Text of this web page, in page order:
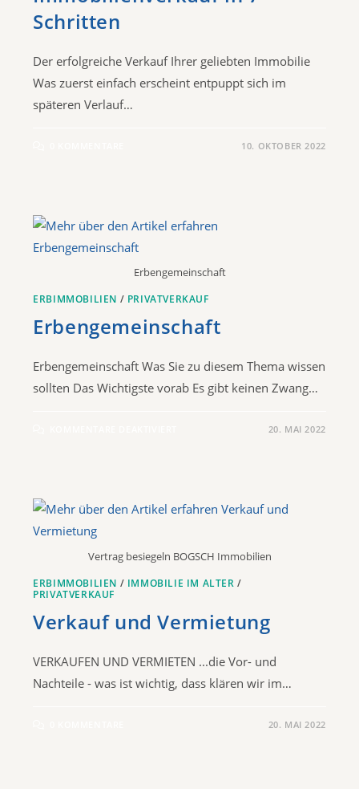
Schritten
Der erfolgreiche Verkauf Ihrer geliebten Immobilie
Was zuerst einfach erscheint entpuppt sich im
späteren Verlauf…
10. OKTOBER 2022
Erbengemeinschaft
ERBIMMOBILIEN / PRIVATVERKAUF
Erbengemeinschaft
Erbengemeinschaft Was Sie zu diesem Thema wissen
sollten Das Wichtigste vorab Es gibt keinen Zwang…
20. MAI 2022
Vertrag besiegeln BOGSCH Immobilien
ERBIMMOBILIEN / IMMOBILIE IM ALTER /
PRIVATVERKAUF
Verkauf und Vermietung
VERKAUFEN UND VERMIETEN ...die Vor- und
Nachteile - was ist wichtig, dass klären wir im…
20. MAI 2022